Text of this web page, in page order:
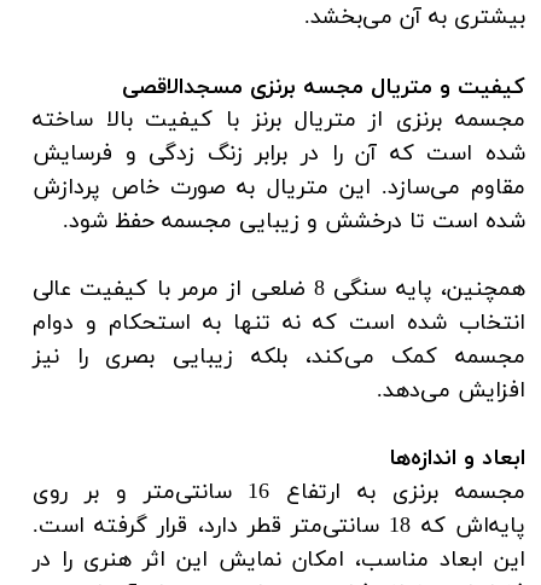
بیشتری به آن می‌بخشد.
کیفیت و متریال مجسه برنزی مسجدالاقصی
مجسمه برنزی از متریال برنز با کیفیت بالا ساخته
شده است که آن را در برابر زنگ زدگی و فرسایش
مقاوم می‌سازد. این متریال به صورت خاص پردازش
شده است تا درخشش و زیبایی مجسمه حفظ شود.
همچنین، پایه سنگی 8 ضلعی از مرمر با کیفیت عالی
انتخاب شده است که نه تنها به استحکام و دوام
مجسمه کمک می‌کند، بلکه زیبایی بصری را نیز
افزایش می‌دهد.
ابعاد و اندازه‌ها
مجسمه برنزی به ارتفاع 16 سانتی‌متر و بر روی
پایه‌اش که 18 سانتی‌متر قطر دارد، قرار گرفته است.
این ابعاد مناسب، امکان نمایش این اثر هنری را در